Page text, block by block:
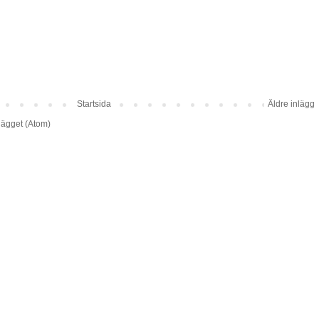
Äldre inlägg
Startsida
(Atom)